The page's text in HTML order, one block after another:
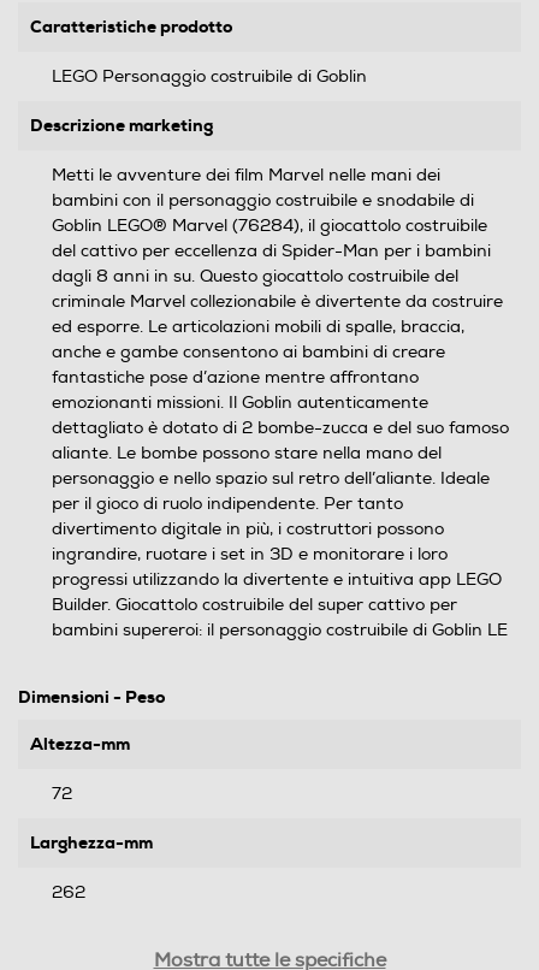
Caratteristiche prodotto
LEGO Personaggio costruibile di Goblin
Descrizione marketing
Metti le avventure dei film Marvel nelle mani dei
bambini con il personaggio costruibile e snodabile di
Goblin LEGO® Marvel (76284), il giocattolo costruibile
del cattivo per eccellenza di Spider-Man per i bambini
dagli 8 anni in su. Questo giocattolo costruibile del
criminale Marvel collezionabile è divertente da costruire
ed esporre. Le articolazioni mobili di spalle, braccia,
anche e gambe consentono ai bambini di creare
fantastiche pose d’azione mentre affrontano
emozionanti missioni. Il Goblin autenticamente
dettagliato è dotato di 2 bombe-zucca e del suo famoso
aliante. Le bombe possono stare nella mano del
personaggio e nello spazio sul retro dell’aliante. Ideale
per il gioco di ruolo indipendente. Per tanto
divertimento digitale in più, i costruttori possono
ingrandire, ruotare i set in 3D e monitorare i loro
progressi utilizzando la divertente e intuitiva app LEGO
Builder. Giocattolo costruibile del super cattivo per
bambini supereroi: il personaggio costruibile di Goblin LE
Dimensioni - Peso
Altezza-mm
72
Larghezza-mm
262
Mostra tutte le specifiche